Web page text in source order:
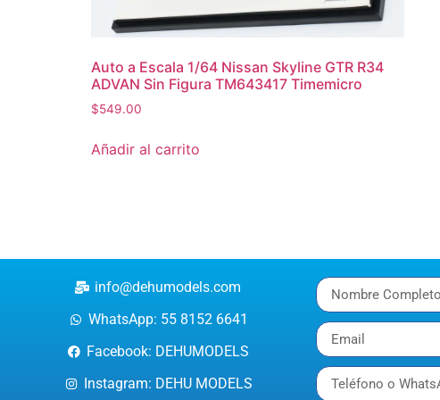
Auto a Escala 1/64 Nissan Skyline GTR R34
ADVAN Sin Figura TM643417 Timemicro
$549.00
Añadir al carrito
info@dehumodels.com
WhatsApp: 55 8152 6641
Facebook: DEHUMODELS
Instagram: DEHU MODELS